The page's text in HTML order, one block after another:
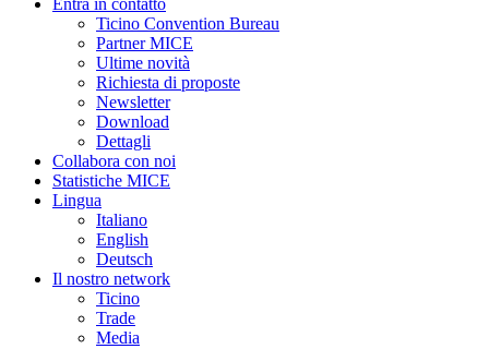
Entra in contatto
Ticino Convention Bureau
Partner MICE
Ultime novità
Richiesta di proposte
Newsletter
Download
Dettagli
Collabora con noi
Statistiche MICE
Lingua
Italiano
English
Deutsch
Il nostro network
Ticino
Trade
Media